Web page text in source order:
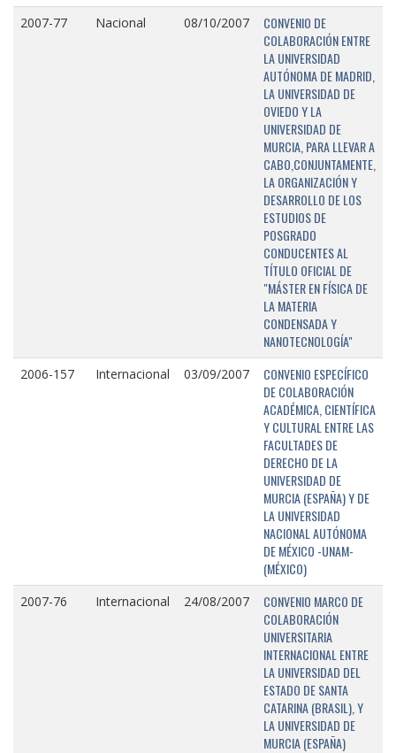
2007-77 Nacional 08/10/2007
CONVENIO DE
COLABORACIÓN ENTRE
LA UNIVERSIDAD
AUTÓNOMA DE MADRID,
LA UNIVERSIDAD DE
OVIEDO Y LA
UNIVERSIDAD DE
MURCIA, PARA LLEVAR A
CABO,CONJUNTAMENTE,
LA ORGANIZACIÓN Y
DESARROLLO DE LOS
ESTUDIOS DE
POSGRADO
CONDUCENTES AL
TÍTULO OFICIAL DE
"MÁSTER EN FÍSICA DE
LA MATERIA
CONDENSADA Y
NANOTECNOLOGÍA"
2006-157 Internacional 03/09/2007
CONVENIO ESPECÍFICO
DE COLABORACIÓN
ACADÉMICA, CIENTÍFICA
Y CULTURAL ENTRE LAS
FACULTADES DE
DERECHO DE LA
UNIVERSIDAD DE
MURCIA (ESPAÑA) Y DE
LA UNIVERSIDAD
NACIONAL AUTÓNOMA
DE MÉXICO -UNAM-
(MÉXICO)
2007-76 Internacional 24/08/2007
CONVENIO MARCO DE
COLABORACIÓN
UNIVERSITARIA
INTERNACIONAL ENTRE
LA UNIVERSIDAD DEL
ESTADO DE SANTA
CATARINA (BRASIL), Y
LA UNIVERSIDAD DE
MURCIA (ESPAÑA)